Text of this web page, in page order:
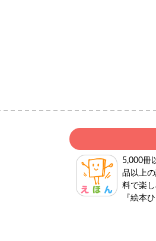
5,000冊
品以上
料で楽し
『絵本